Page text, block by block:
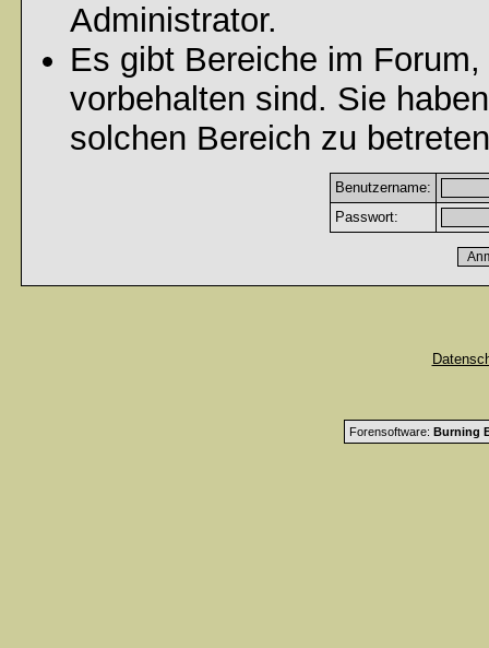
Administrator.
Es gibt Bereiche im
vorbehalten sind. Sie
solchen Bereich zu
Benutzername:
Passwort:
Forensoftware: Burning